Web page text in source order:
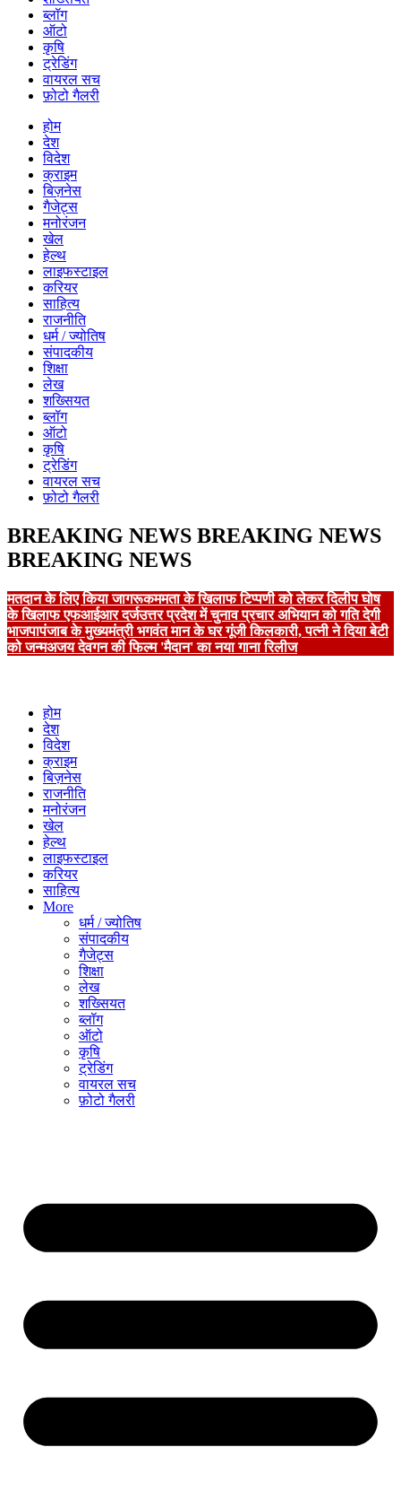
ब्लॉग
ऑटो
कृषि
ट्रेडिंग
वायरल सच
फ़ोटो गैलरी
होम
देश
विदेश
क्राइम
बिज़नेस
गैजेट्स
मनोरंजन
खेल
हेल्थ
लाइफस्टाइल
करियर
साहित्य
राजनीति
धर्म / ज्योतिष
संपादकीय
शिक्षा
लेख
शख्सियत
ब्लॉग
ऑटो
कृषि
ट्रेडिंग
वायरल सच
फ़ोटो गैलरी
BREAKING NEWS BREAKING NEWS
BREAKING NEWS
मतदान के लिए किया जागरूकममता के खिलाफ टिप्पणी को लेकर दिलीप घोष
के खिलाफ एफआईआर दर्जउत्तर प्रदेश में चुनाव प्रचार अभियान को गति देगी
भाजपापंजाब के मुख्यमंत्री भगवंत मान के घर गूंजी किलकारी, पत्नी ने दिया बेटी
को जन्मअजय देवगन की फिल्म 'मैदान' का नया गाना रिलीज
होम
देश
विदेश
क्राइम
बिज़नेस
राजनीति
मनोरंजन
खेल
हेल्थ
लाइफस्टाइल
करियर
साहित्य
More
धर्म / ज्योतिष
संपादकीय
गैजेट्स
शिक्षा
लेख
शख्सियत
ब्लॉग
ऑटो
कृषि
ट्रेडिंग
वायरल सच
फ़ोटो गैलरी